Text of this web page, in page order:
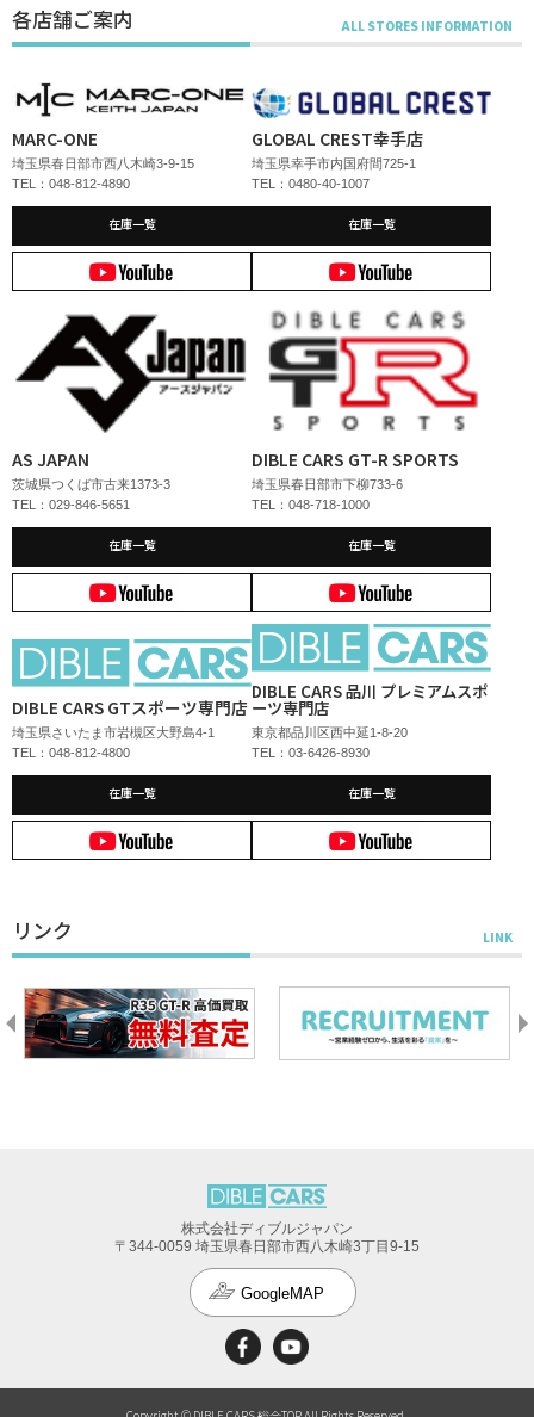
各店舗ご案内
MARC-ONE
埼玉県春日部市西八木崎3-9-15
TEL：048-812-4890
在庫一覧
GLOBAL CREST幸手店
埼玉県幸手市内国府間725-1
TEL：0480-40-1007
在庫一覧
AS JAPAN
茨城県つくば市古来1373-3
TEL：029-846-5651
在庫一覧
DIBLE CARS GT-R SPORTS
埼玉県春日部市下柳733-6
TEL：048-718-1000
在庫一覧
DIBLE CARS GTスポーツ専門店
埼玉県さいたま市岩槻区大野島4-1
TEL：048-812-4800
在庫一覧
DIBLE CARS 品川 プレミアムスポ
ーツ専門店
東京都品川区西中延1-8-20
TEL：03-6426-8930
在庫一覧
リンク
株式会社ディブルジャパン
〒344-0059 埼玉県春日部市西八木崎3丁目9-15
GoogleMAP